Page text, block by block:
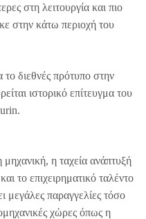
στη λειτουργία και πιο
στην κάτω περιοχή του
διεθνές πρότυπο στην
ιστορικό επίτευγμα του
η ταχεία ανάπτυξή
το επιχειρηματικό ταλέντο
μεγάλες παραγγελίες τόσο
χώρες όπως η